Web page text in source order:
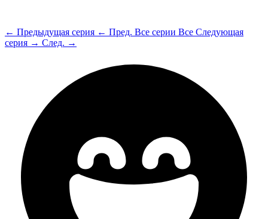
← Предыдущая серия ← Пред. Все серии Все Следующая
серия → След. →